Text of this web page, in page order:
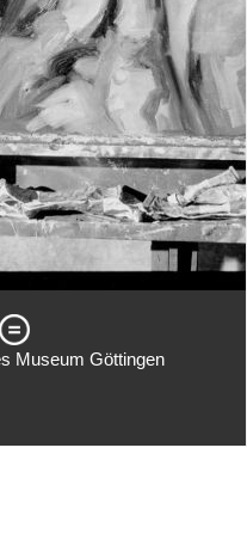
Museum Göttingen